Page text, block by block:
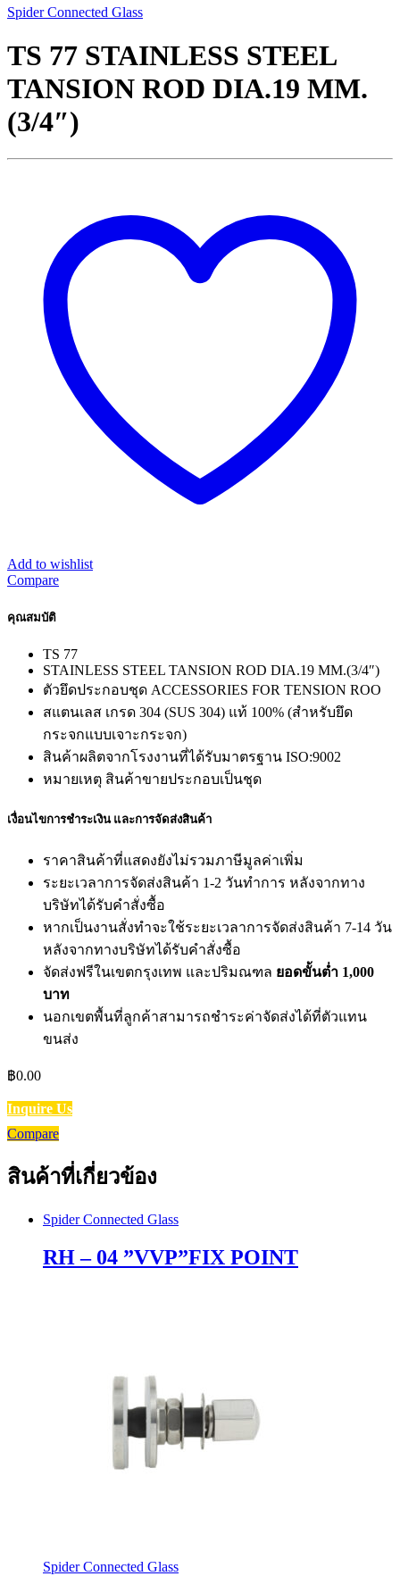
Spider Connected Glass
TS 77 STAINLESS STEEL
TANSION ROD DIA.19 MM.
(3/4″)
Add to wishlist
Compare
คุณสมบัติ
TS 77
STAINLESS STEEL TANSION ROD DIA.19 MM.(3/4″)
ตัวยึดประกอบชุด ACCESSORIES FOR TENSION ROO
สแตนเลส เกรด 304 (SUS 304) แท้ 100% (สำหรับยึด
กระจกแบบเจาะกระจก)
สินค้าผลิตจากโรงงานที่ได้รับมาตรฐาน ISO:9002
หมายเหตุ สินค้าขายประกอบเป็นชุด
เงื่อนไขการชำระเงิน และการจัดส่งสินค้า
ราคาสินค้าที่แสดงยังไม่รวมภาษีมูลค่าเพิ่ม
ระยะเวลาการจัดส่งสินค้า 1-2 วันทำการ หลังจากทาง
บริษัทได้รับคำสั่งซื้อ
หากเป็นงานสั่งทำจะใช้ระยะเวลาการจัดส่งสินค้า 7-14 วัน
หลังจากทางบริษัทได้รับคำสั่งซื้อ
จัดส่งฟรีในเขตกรุงเทพ และปริมณฑล ยอดขั้นต่ำ 1,000
บาท
นอกเขตพื้นที่ลูกค้าสามารถชำระค่าจัดส่งได้ที่ตัวแทน
ขนส่ง
฿0.00
Inquire Us
Compare
สินค้าที่เกี่ยวข้อง
Spider Connected Glass
RH – 04 ”VVP”FIX POINT
Spider Connected Glass